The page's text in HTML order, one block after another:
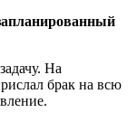
На
брак на всю